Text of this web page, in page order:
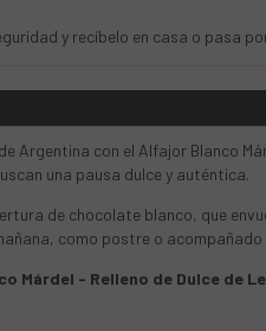
y recíbelo en casa o pasa
Argentina con el Alfajor Blanco
una pausa dulce y auténtica.
de chocolate blanco, que
como postre o
Márdel - Relleno de Dulce de